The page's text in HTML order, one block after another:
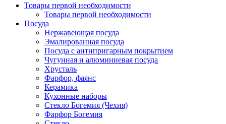
Товары первой необходимости
Товары первой необходимости
Посуда
Нержавеющая посуда
Эмалированная посуда
Посуда с антипригарным покрытием
Чугунная и алюминиевая посуда
Хрусталь
Фарфор, фаянс
Керамика
Кухонные наборы
Стекло Богемия (Чехия)
Фарфор Богемия